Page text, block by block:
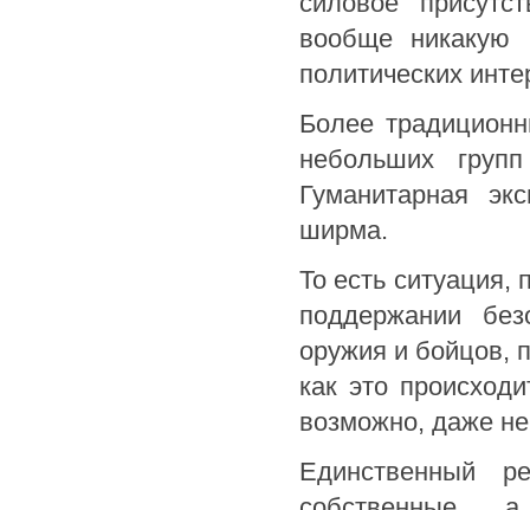
вообще никакую
политических
Более
небольших
Гуманитарная
ширма.
То есть ситуация,
поддержании
оружия и бойцов,
как это
возможно, даже
Единственный